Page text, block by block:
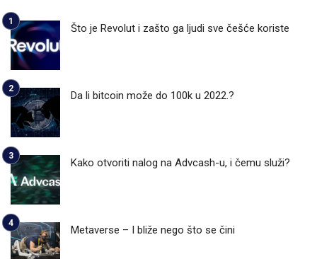
Što je Revolut i zašto ga ljudi sve češće koriste
Da li bitcoin može do 100k u 2022.?
Kako otvoriti nalog na Advcash-u, i čemu služi?
Metaverse – I bliže nego što se čini